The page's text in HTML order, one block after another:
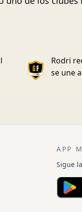
Rodri
se une
APP
Sigue